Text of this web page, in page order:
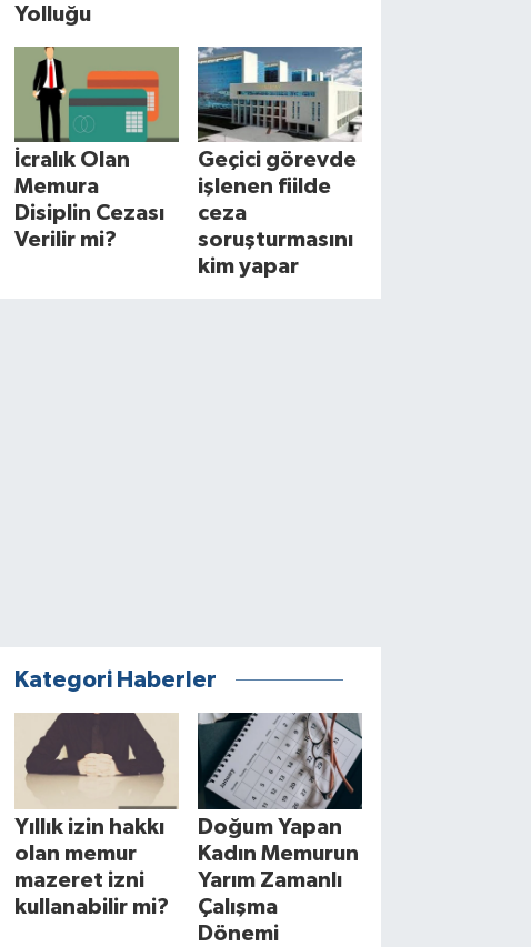
Yolluğu
İcralık Olan
Memura
Disiplin Cezası
Verilir mi?
Geçici görevde
işlenen fiilde
ceza
soruşturmasını
kim yapar
Kategori Haberler
Yıllık izin hakkı
olan memur
mazeret izni
kullanabilir mi?
Doğum Yapan
Kadın Memurun
Yarım Zamanlı
Çalışma
Dönemi